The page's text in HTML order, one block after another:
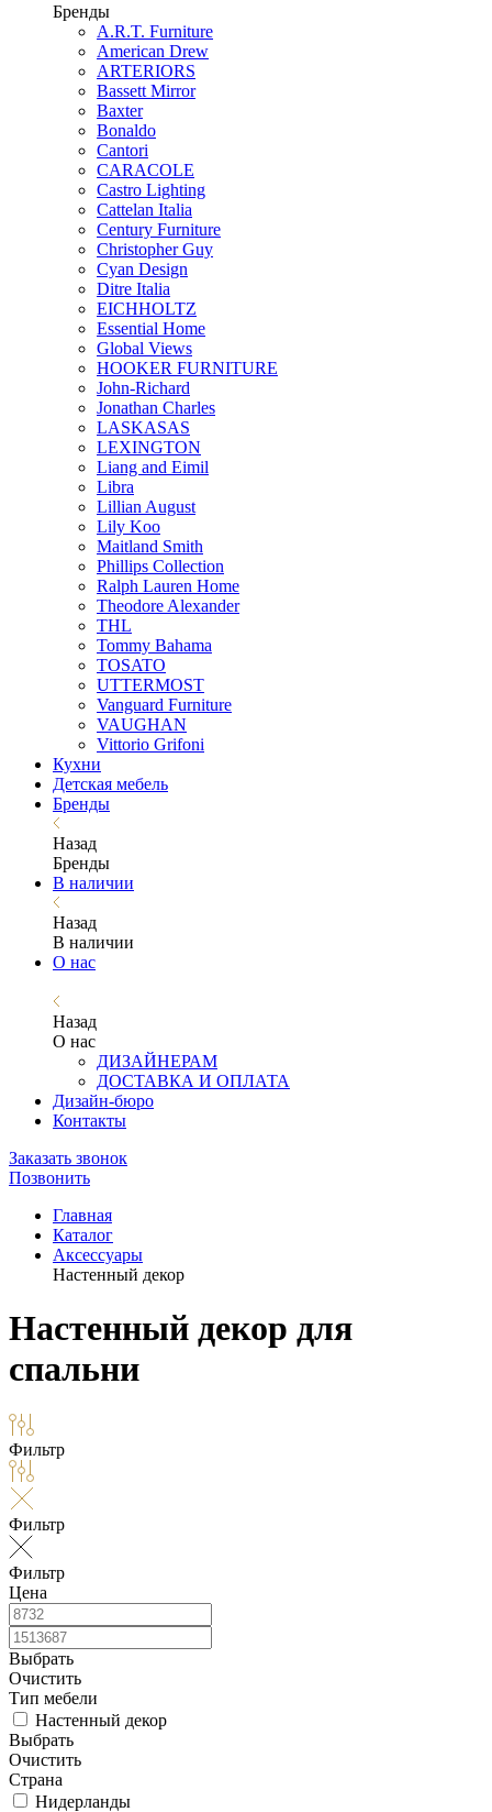
Бренды
A.R.T. Furniture
American Drew
ARTERIORS
Bassett Mirror
Baxter
Bonaldo
Cantori
CARACOLE
Castro Lighting
Cattelan Italia
Century Furniture
Christopher Guy
Cyan Design
Ditre Italia
EICHHOLTZ
Essential Home
Global Views
HOOKER FURNITURE
John-Richard
Jonathan Charles
LASKASAS
LEXINGTON
Liang and Eimil
Libra
Lillian August
Lily Koo
Maitland Smith
Phillips Collection
Ralph Lauren Home
Theodore Alexander
THL
Tommy Bahama
TOSATO
UTTERMOST
Vanguard Furniture
VAUGHAN
Vittorio Grifoni
Кухни
Детская мебель
Бренды
Назад
Бренды
В наличии
Назад
В наличии
О нас
Назад
О нас
ДИЗАЙНЕРАМ
ДОСТАВКА И ОПЛАТА
Дизайн-бюро
Контакты
Заказать звонок
Позвонить
Главная
Каталог
Аксессуары
Настенный декор
Настенный декор для
спальни
Фильтр
Фильтр
Фильтр
Цена
Выбрать
Очистить
Тип мебели
Настенный декор
Выбрать
Очистить
Страна
Нидерланды